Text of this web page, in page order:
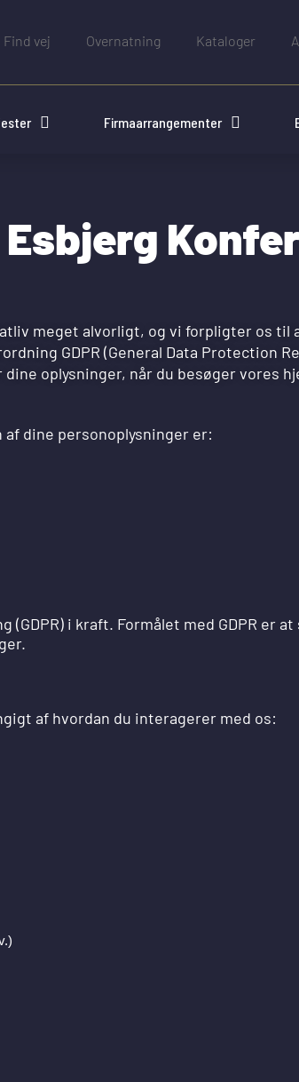
Find vej Overnatning Kataloger
Firmaarrangementer
meget alvorligt, og vi forpligter os til
GDPR (General Data Protection
oplysninger, når du besøger vores
dine personoplysninger er:
(GDPR) i kraft. Formålet med GDPR er
af hvordan du interagerer med os: